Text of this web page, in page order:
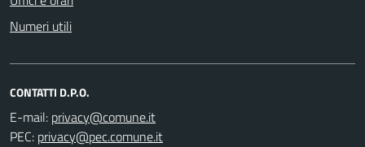
Numeri utili
CONTATTI D.P.O.
E-mail:
PEC: